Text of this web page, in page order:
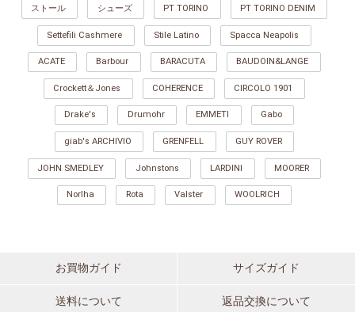
ストール シューズ PT TORINO PT TORINO DENIM
Settefili Cashmere Stile Latino Spacca Neapolis
ACATE Barbour BARACUTA BAUDOIN&LANGE
Crockett＆Jones COHERENCE CIRCOLO 1901
Drake's Drumohr EMMETI Gabo
giab's ARCHIVIO GRENFELL GUY ROVER
JOHN SMEDLEY Johnstons LARDINI MOORER
Norlha Rota Valster WOOLRICH